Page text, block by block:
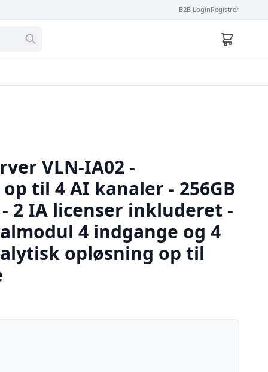
B2B LoginRegistrer
VLN-IA02 -
til 4 AI kanaler - 256GB
- 2 IA licenser inkluderet -
4 indgange og 4
opløsning op til